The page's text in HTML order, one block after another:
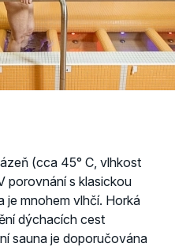
(cca 45° C, vlhkost
porovnání s klasickou
je mnohem vlhčí. Horká
dýchacích cest
sauna je doporučována